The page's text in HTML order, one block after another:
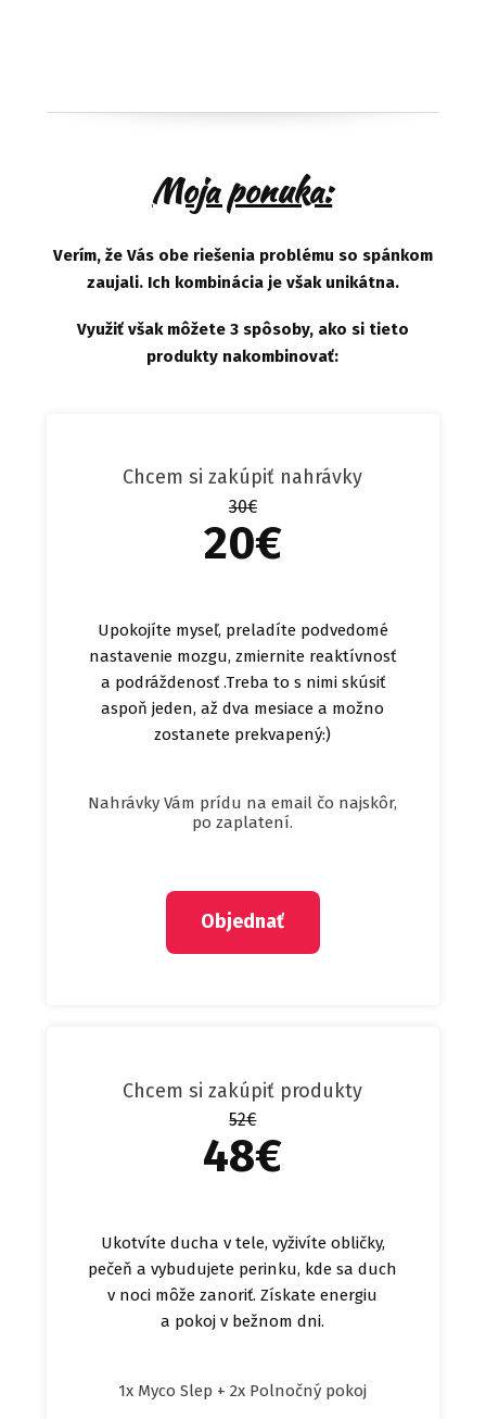
Moja ponuka:
Verím, že Vás obe riešenia problému so spánkom
zaujali. Ich kombinácia je však unikátna.
Využiť však môžete 3 spôsoby, ako si tieto
produkty nakombinovať:
Chcem si zakúpiť nahrávky
30€
20€
Upokojíte myseľ, preladíte podvedomé
nastavenie mozgu, zmiernite reaktívnosť
a podráždenosť .Treba to s nimi skúsiť
aspoň jeden, až dva mesiace a možno
zostanete prekvapený:)
Nahrávky Vám prídu na email čo najskôr,
po zaplatení.
Objednať
Chcem si zakúpiť produkty
52€
48€
Ukotvíte ducha v tele, vyživíte obličky,
pečeň a vybudujete perinku, kde sa duch
v noci môže zanoriť. Získate energiu
a pokoj v bežnom dni.
1x Myco Slep + 2x Polnočný pokoj